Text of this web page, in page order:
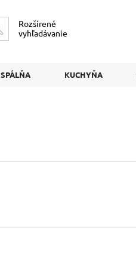
Rozšírené
vyhľadávanie
SPÁLŇA KUCHYŇA